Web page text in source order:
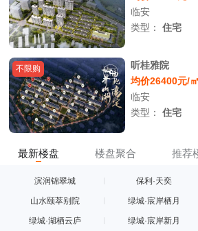
临安
类型：住宅
不限购
听桂雅院
均价26400元/㎡
临安
类型：住宅
最新楼盘 楼盘聚合 推荐
滨润锦翠城 保利·天奕
山水颐萃别院 绿城·宸岸栖月
绿城·湖栖云庐 绿城·宸岸新月